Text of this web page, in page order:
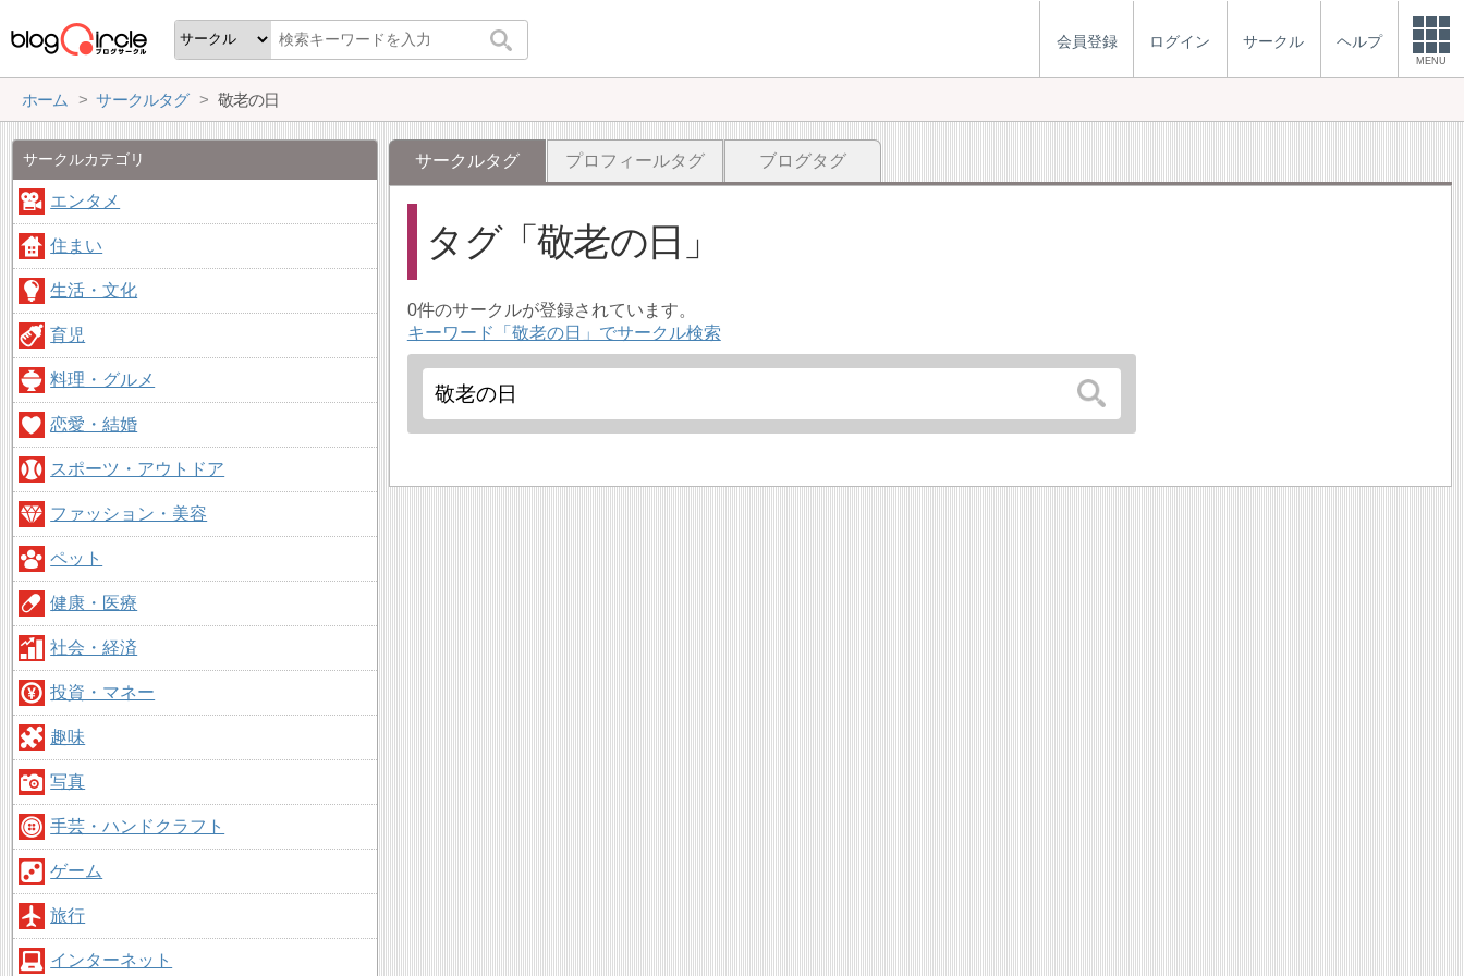
会員登録 ログイン サークル ヘルプ
MENU
ホーム サークルタグ 敬老の日
サークルタグ プロフィールタグ ブログタグ
タグ 敬老の日
0件のサークルが登録されています。
キーワード「敬老の日」でサークル検索
サークルカテゴリ
エンタメ
住まい
生活・文化
育児
料理・グルメ
恋愛・結婚
スポーツ・アウトドア
ファッション・美容
ペット
健康・医療
社会・経済
投資・マネー
趣味
写真
手芸・ハンドクラフト
ゲーム
旅行
インターネット